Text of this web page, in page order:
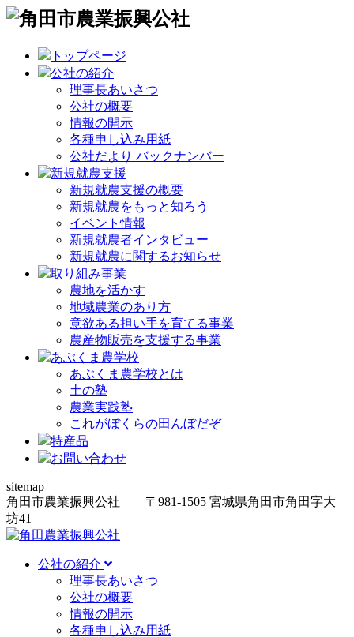
トップページ
公社の紹介
理事長あいさつ
公社の概要
情報の開示
各種申し込み用紙
公社だより バックナンバー
新規就農支援
新規就農支援の概要
新規就農をもっと知ろう
イベント情報
新規就農者インタビュー
新規就農に関するお知らせ
取り組み事業
農地を活かす
地域農業のあり方
意欲ある担い手を育てる事業
農産物販売を支援する事業
あぶくま農学校
あぶくま農学校とは
土の塾
農業実践塾
これがぼくらの田んぼだぞ
特産品
お問い合わせ
sitemap
角田市農業振興公社 〒981-1505 宮城県角田市角田字大
坊41
公社の紹介
理事長あいさつ
公社の概要
情報の開示
各種申し込み用紙